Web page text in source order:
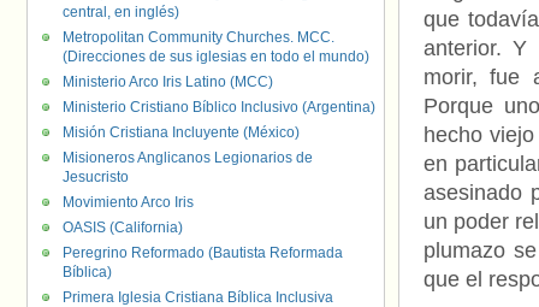
que
anterior. Y
morir, fue
Porque
hecho
en
asesinado
un poder
plumazo
que el
central, en inglés)
Metropolitan Community Churches. MCC.
(Direcciones de sus iglesias en todo el mundo)
Ministerio Arco Iris Latino (MCC)
Ministerio Cristiano Bíblico Inclusivo (Argentina)
Misión Cristiana Incluyente (México)
Misioneros Anglicanos Legionarios de
Jesucristo
Movimiento Arco Iris
OASIS (California)
Peregrino Reformado (Bautista Reformada
Bíblica)
Primera Iglesia Cristiana Bíblica Inclusiva